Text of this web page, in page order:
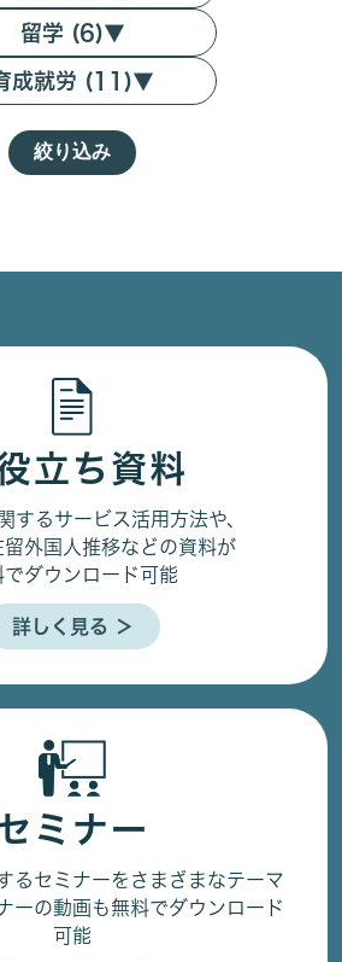
留学 (6)▼
成就労 (11)▼
絞り込み
立ち資料
するサービス活用方法や、
外国人推移などの資料が
でダウンロード可能
詳しく見る ＞
ミナー
るセミナーをさまざまなテーマ
ーの動画も無料でダウンロード
可能